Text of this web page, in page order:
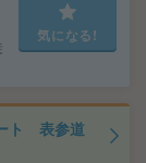
気になる!
ト 表参道